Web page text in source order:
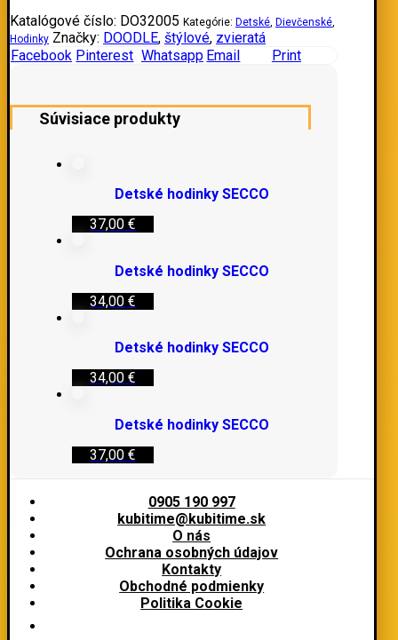
Katalógové číslo: DO32005 Kategórie: Detské, Dievčenské,
Hodinky Značky: DOODLE, štýlové, zvieratá
Facebook Pinterest Whatsapp Email Print
Súvisiace produkty
Detské hodinky SECCO
37,00 €
Detské hodinky SECCO
34,00 €
Detské hodinky SECCO
34,00 €
Detské hodinky SECCO
37,00 €
0905 190 997
kubitime@kubitime.sk
O nás
Ochrana osobných údajov
Kontakty
Obchodné podmienky
Politika Cookie